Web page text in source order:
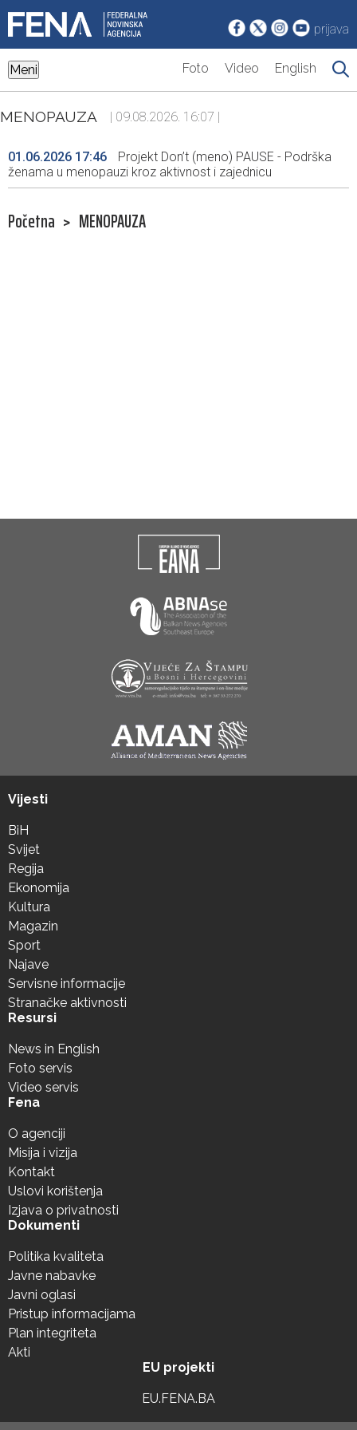
prijava
Meni Foto Video English
MENOPAUZA | 09.08.2026. 16:07 |
01.06.2026 17:46
Projekt Don’t (meno) PAUSE - Podrška
ženama u menopauzi kroz aktivnost i zajednicu
Početna > MENOPAUZA
Vijesti
BiH
Svijet
Regija
Ekonomija
Kultura
Magazin
Sport
Najave
Servisne informacije
Stranačke aktivnosti
Resursi
News in English
Foto servis
Video servis
Fena
O agenciji
Misija i vizija
Kontakt
Uslovi korištenja
Izjava o privatnosti
Dokumenti
Politika kvaliteta
Javne nabavke
Javni oglasi
Pristup informacijama
Plan integriteta
Akti
EU projekti
EU.FENA.BA